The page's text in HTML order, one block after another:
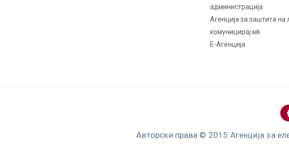
администрација
Агенција за заштита
комуницирај.мk
Е-Агенција
Авторски права © 2015 Агенција за